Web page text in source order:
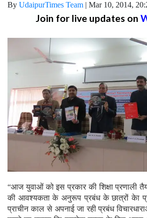
By UdaipurTimes Team | Mar 10, 2014,
Join for live updates on
“आज युवाओं को इस प्रकार की शिक्षा प्रणाली
की आवश्यकता के अनुरूप प्रबंध के छात्रों केा
प्राचीन काल से अपनाई जा रही प्रबंध